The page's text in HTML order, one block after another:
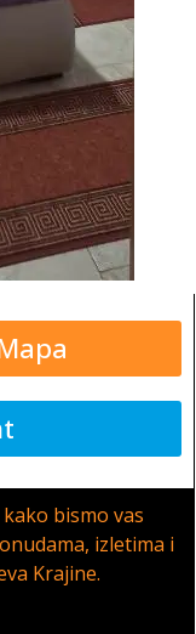
bismo vas
izletima i
Krajine.